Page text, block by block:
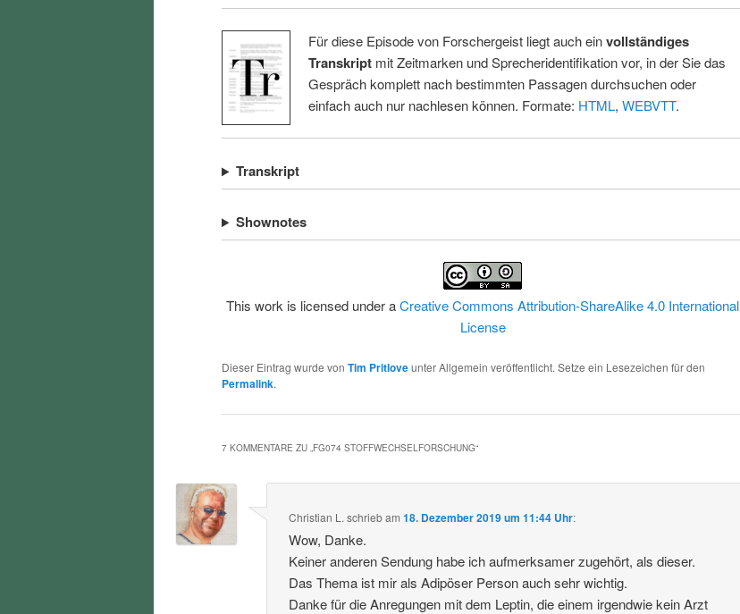
Für diese Episode von Forschergeist liegt auch einvollständiges
Transkriptmit Zeitmarken und Sprecheridentifikation vor, in der Sie das
Gespräch komplett nach bestimmten Passagen durchsuchen oder
einfach auch nur nachlesen können. Formate: HTML, WEBVTT.
Transkript
Shownotes
This work is licensed under aCreative Commons Attribution-ShareAlike 4.0 International
License
Dieser Eintrag wurde von Tim Pritloveunter Allgemein veröffentlicht. Setze ein Lesezeichen für den
Permalink.
7 KOMMENTARE ZU „FG074 STOFFWECHSELFORSCHUNG“
Christian L. schriebam18. Dezember 2019 um 11:44 Uhr:
Wow, Danke.
Keiner anderen Sendung habe ich aufmerksamer zugehört, als dieser.
Das Thema ist mir als Adipöser Person auch sehr wichtig.
Danke für die Anregungen mit dem Leptin, die einem irgendwie kein Arzt